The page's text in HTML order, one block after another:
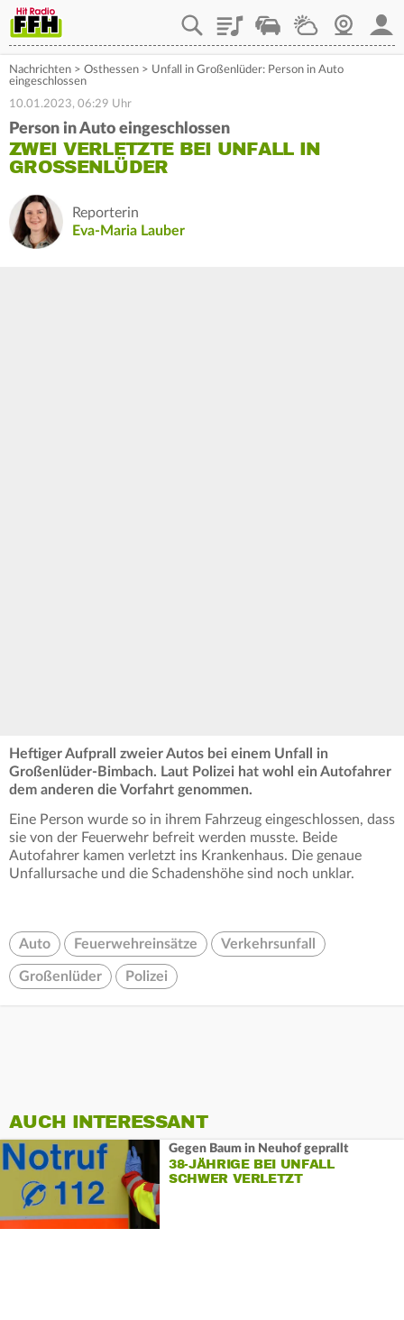
PlaylistStaupilotWetterWebcam
Nachrichten > Osthessen > Unfall in Großenlüder: Person in Auto
eingeschlossen
10.01.2023, 06:29 Uhr
Person in Auto eingeschlossen
ZWEI VERLETZTE BEI UNFALL IN
GROSSENLÜDER
Reporterin
Eva-Maria Lauber
Heftiger Aufprall zweier Autos bei einem Unfall in
Großenlüder-Bimbach. Laut Polizei hat wohl ein Autofahrer
dem anderen die Vorfahrt genommen.
Eine Person wurde so in ihrem Fahrzeug eingeschlossen, dass
sie von der Feuerwehr befreit werden musste. Beide
Autofahrer kamen verletzt ins Krankenhaus. Die genaue
Unfallursache und die Schadenshöhe sind noch unklar.
Auto Feuerwehreinsätze Verkehrsunfall
Großenlüder Polizei
AUCH INTERESSANT
Gegen Baum in Neuhof geprallt
38-JÄHRIGE BEI UNFALL
SCHWER VERLETZT